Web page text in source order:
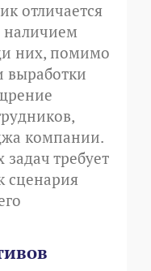
отличается
наличием
них, помимо
выработки
компании.
требует
сценария